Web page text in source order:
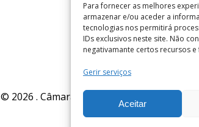
Para fornecer as melhores
armazenar e/ou aceder a
tecnologias nos permitirá
IDs exclusivos neste site. Não
negativamante certos recursos e
Gerir serviços
Aceitar
© 2026 . Câmara Municipal de Coimbra .